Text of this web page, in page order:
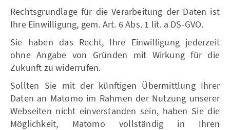
Rechtsgrundlage für die Verarbeitung der Daten ist
Ihre Einwilligung, gem. Art. 6 Abs. 1 lit. a DS-GVO.
Sie haben das Recht, Ihre Einwilligung jederzeit
ohne Angabe von Gründen mit Wirkung für die
Zukunft zu widerrufen.
Sollten Sie mit der künftigen Übermittlung Ihrer
Daten an Matomo im Rahmen der Nutzung unserer
Webseiten nicht einverstanden sein, haben Sie die
Möglichkeit, Matomo vollständig in Ihren